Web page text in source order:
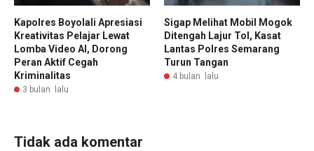
Kapolres Boyolali Apresiasi
Kreativitas Pelajar Lewat
Lomba Video AI, Dorong
Peran Aktif Cegah
Kriminalitas
3 bulan lalu
Sigap Melihat Mobil Mogok
Ditengah Lajur Tol, Kasat
Lantas Polres Semarang
Turun Tangan
4 bulan lalu
Tidak ada komentar